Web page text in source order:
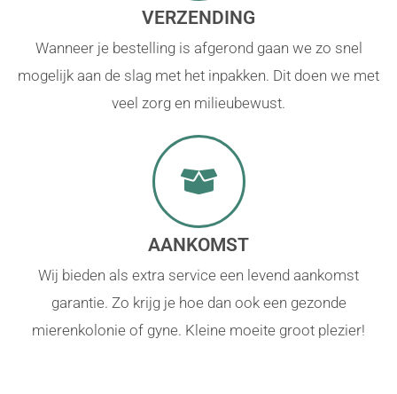
VERZENDING
Wanneer je bestelling is afgerond gaan we zo snel
mogelijk aan de slag met het inpakken. Dit doen we met
veel zorg en milieubewust.
AANKOMST
Wij bieden als extra service een levend aankomst
garantie. Zo krijg je hoe dan ook een gezonde
mierenkolonie of gyne. Kleine moeite groot plezier!